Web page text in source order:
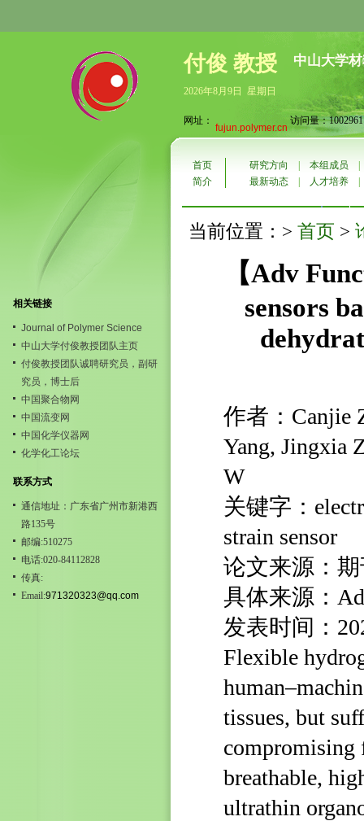
付俊 教授 中山大学
2026年8月9日 星期日
网址： fujun.polymer.cn 访问量：1002961
相关链接
Journal of Polymer Science
中山大学付俊教授团队主页
付俊教授团队诚聘研究员，副研
究员，博士后
中国聚合物网
中国流变网
中国化学仪器网
化学化工论坛
联系方式
通信地址：广东省广州市新港西
路135号
邮编:510275
电话:020-84112828
传真:
Email:971320323@qq.com
首页 研究方向 本组成员
简介
最新动态 人才培养
当前位置：> 首页 >
【Adv
sensors
作者：Canjie
Yang, Jingxia
W
关键字：
strain sensor
论文来源：
具体来源：
发表时间：
Flexible
tissues, but
compromising
breathable,
ultrathin